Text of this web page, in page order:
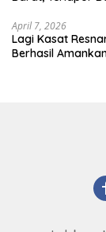
April 7, 2026
Lagi Kasat
Berhasil